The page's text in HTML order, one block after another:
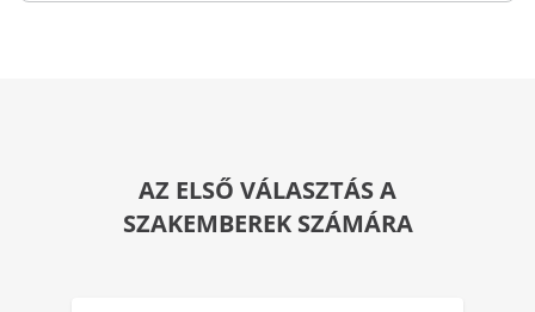
AZ ELSŐ VÁLASZTÁS A
SZAKEMBEREK SZÁMÁRA